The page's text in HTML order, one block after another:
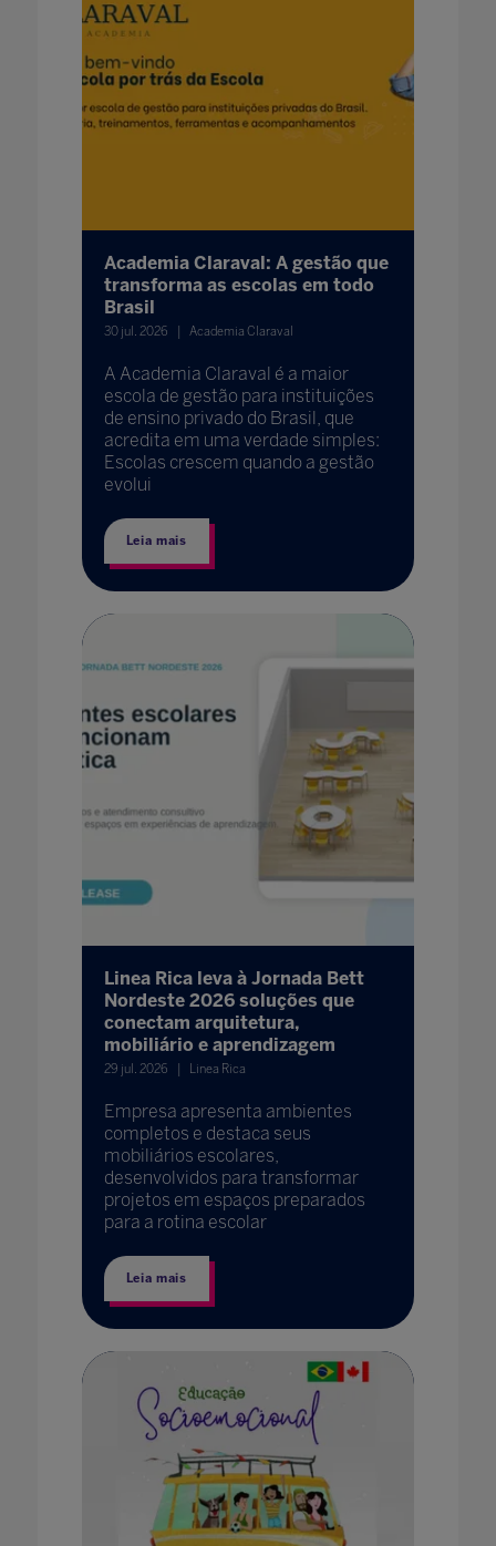
Academia Claraval: A gestão que
transforma as escolas em todo
Brasil
30 jul. 2026 Academia Claraval
A Academia Claraval é a maior
escola de gestão para instituições
de ensino privado do Brasil, que
acredita em uma verdade simples:
Escolas crescem quando a gestão
evolui
Leia mais
Linea Rica leva à Jornada Bett
Nordeste 2026 soluções que
conectam arquitetura,
mobiliário e aprendizagem
29 jul. 2026 Linea Rica
Empresa apresenta ambientes
completos e destaca seus
mobiliários escolares,
desenvolvidos para transformar
projetos em espaços preparados
para a rotina escolar
Leia mais